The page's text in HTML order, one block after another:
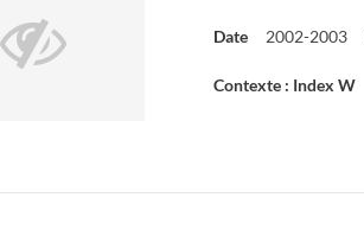
Date 2002-2003
Contexte : Index W